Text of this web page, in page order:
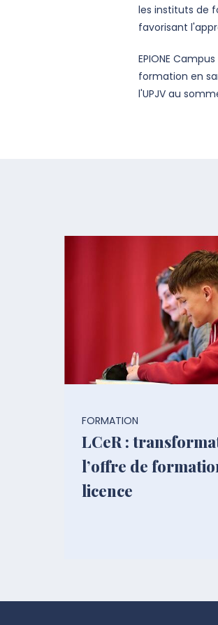
les instituts de
favorisant
EPIONE
formation en
l'UPJV au
FORMATION
LCeR :
l’offre de
licence